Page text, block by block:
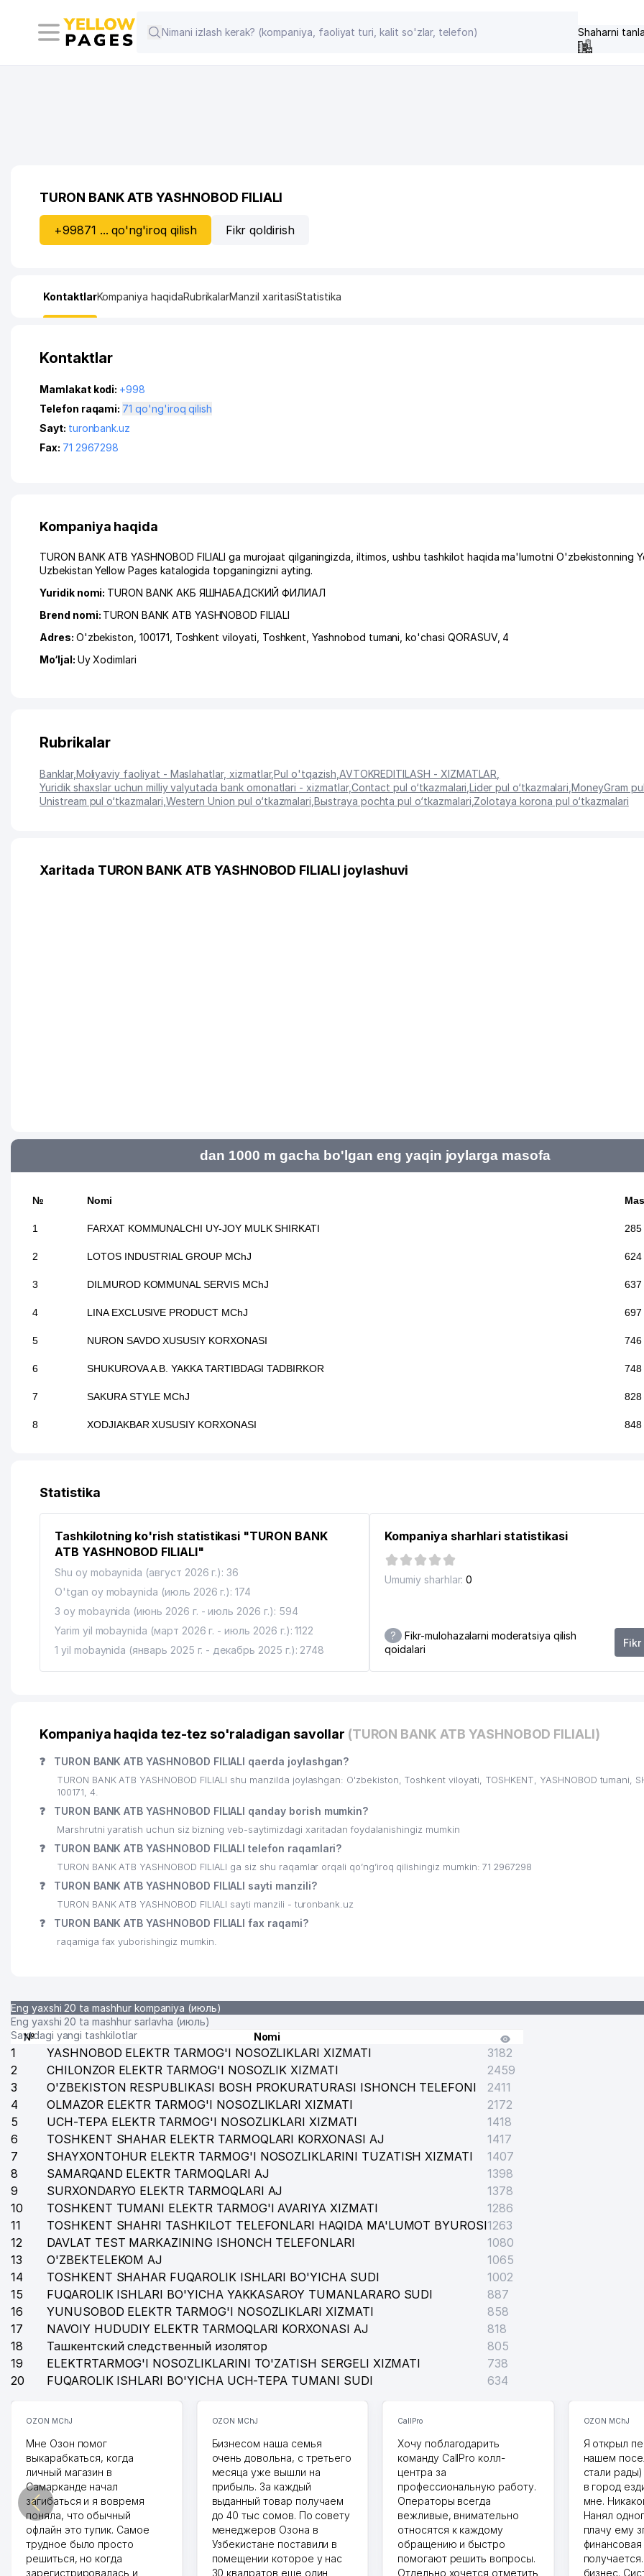
Shaharni
TURON BANK ATB YASHNOBOD FILIALI
+99871 ... qo'ng'iroq qilish Fikr qoldirish
KontaktlarKompaniya haqidaRubrikalarManzil xaritasiStatistika
Kontaktlar
Mamlakat kodi: +998
Telefon raqami:
71 qo'ng'iroq qilish
Sayt: turonbank.uz
Fax: 71 2967298
Kompaniya haqida
TURON BANK ATB YASHNOBOD FILIALI ga murojaat qilganingizda, iltimos, ushbu tashkilot haqida ma'lumotni O'zbekistonning
Uzbekistan Yellow Pages katalogida topganingizni ayting.
Yuridik nomi: TURON BANK АКБ ЯШНАБАДСКИЙ ФИЛИАЛ
Brend nomi: TURON BANK ATB YASHNOBOD FILIALI
Adres: O'zbekiston, 100171, Toshkent viloyati Toshkent ,Yashnobod tumani ,ko'chasi QORASUV, 4
Mo‘ljal: Uy Xodimlari
Rubrikalar
Banklar,Moliyaviy faoliyat - Maslahatlar, xizmatlar,Pul o'tqazish AVTOKREDITlLASH - XIZMATLAR
Yuridik shaxslar uchun milliy valyutada bank omonatlari - xizmatlar,Contact pul o‘tkazmalari ,Lider pul o‘tkazmalari ,MoneyGram
Unistream pul o‘tkazmalari Western Union pul o‘tkazmalari ,Bыstraya pochta pul o‘tkazmalari Zolotaya korona pul o‘tkazmalari
Xaritada TURON BANK ATB YASHNOBOD FILIALI joylashuvi
dan 1000 m gacha bo'lgan eng yaqin joylarga masofa
№ Nomi
1 FARXAT KOMMUNALCHI UY-JOY MULK SHIRKATI
2 LOTOS INDUSTRIAL GROUP MChJ
3 DILMUROD KOMMUNAL SERVIS MChJ
4 LINA EXCLUSIVE PRODUCT MChJ
5 NURON SAVDO XUSUSIY KORXONASI
6 SHUKUROVA A.B. YAKKA TARTIBDAGI TADBIRKOR
7 SAKURA STYLE MChJ
8 XODJIAKBAR XUSUSIY KORXONASI
Statistika
Tashkilotning ko'rish statistikasi "TURON BANK
ATB YASHNOBOD FILIALI"
Shu oy mobaynida (август 2026 г.): 36
O'tgan oy mobaynida (июль 2026 г.): 174
3 oy mobaynida (июнь 2026 г. - июль 2026 г.): 594
Yarim yil mobaynida (март 2026 г. - июль 2026 г.): 1122
1 yil mobaynida (январь 2025 г. - декабрь 2025 г.): 2748
Kompaniya sharhlari statistikasi
Umumiy sharhlar: 0
?
Fikr-mulohazalarni moderatsiya qilish
qoidalari
Kompaniya haqida tez-tez so'raladigan savollar (TURON BANK ATB YASHNOBOD FILIALI)
❓ TURON BANK ATB YASHNOBOD FILIALI qaerda joylashgan?
TURON BANK ATB YASHNOBOD FILIALI shu manzilda joylashgan: O'zbekiston, Toshkent viloyati, TOSHKENT, YASHNOBOD tumani,
100171, 4.
❓ TURON BANK ATB YASHNOBOD FILIALI qanday borish mumkin?
Marshrutni yaratish uchun siz bizning veb-saytimizdagi xaritadan foydalanishingiz mumkin
❓ TURON BANK ATB YASHNOBOD FILIALI telefon raqamlari?
TURON BANK ATB YASHNOBOD FILIALI ga siz shu raqamlar orqali qo’ng’iroq qilishingiz mumkin: 71 2967298
❓ TURON BANK ATB YASHNOBOD FILIALI sayti manzili?
TURON BANK ATB YASHNOBOD FILIALI sayti manzili - turonbank.uz
❓ TURON BANK ATB YASHNOBOD FILIALI fax raqami?
raqamiga fax yuborishingiz mumkin.
Eng yaxshi 20 ta mashhur kompaniya (июль)
Eng yaxshi 20 ta mashhur sarlavha (июль)
Saytdagi yangi tashkilotlar
№ Nomi
1 YASHNOBOD ELEKTR TARMOG'I NOSOZLIKLARI XIZMATI
3182
2
CHILONZOR ELEKTR TARMOG'I NOSOZLIK XIZMATI
2459
3
O'ZBEKISTON RESPUBLIKASI BOSH PROKURATURASI ISHONCH TELEFONI
2411
4
OLMAZOR ELEKTR TARMOG'I NOSOZLIKLARI XIZMATI
2172
5
UCH-TEPA ELEKTR TARMOG'I NOSOZLIKLARI XIZMATI
1418
6
TOSHKENT SHAHAR ELEKTR TARMOQLARI KORXONASI AJ
1417
7
SHAYXONTOHUR ELEKTR TARMOG'I NOSOZLIKLARINI TUZATISH XIZMATI
1407
8
SAMARQAND ELEKTR TARMOQLARI AJ
1398
9
SURXONDARYO ELEKTR TARMOQLARI AJ
1378
10
TOSHKENT TUMANI ELEKTR TARMOG'I AVARIYA XIZMATI
1286
11
TOSHKENT SHAHRI TASHKILOT TELEFONLARI HAQIDA MA'LUMOT BYUROSI1263
12
DAVLAT TEST MARKAZINING ISHONCH TELEFONLARI
1080
13
O'ZBEKTELEKOM AJ
1065
14
TOSHKENT SHAHAR FUQAROLIK ISHLARI BO'YICHA SUDI
1002
15
FUQAROLIK ISHLARI BO'YICHA YAKKASAROY TUMANLARARO SUDI
887
16
YUNUSOBOD ELEKTR TARMOG'I NOSOZLIKLARI XIZMATI
858
17
NAVOIY HUDUDIY ELEKTR TARMOQLARI KORXONASI AJ
818
18
Ташкентский следственный изолятор
805
19
ELEKTRTARMOG'I NOSOZLIKLARINI TO'ZATISH SERGELI XIZMATI
738
20
FUQAROLIK ISHLARI BO'YICHA UCH-TEPA TUMANI SUDI 634
OZON MChJ
Мне Озон помог
выкарабкаться, когда
личный магазин в
Самарканде начал
загибаться и я вовремя
поняла, что обычный
офлайн это тупик. Самое
трудное было просто
решиться, но когда
зарегистрировалась и
OZON MChJ
Бизнесом наша семья
очень довольна, с третьего
месяца уже вышли на
прибыль. За каждый
выданный товар получаем
до 40 тыс сомов. По совету
менеджеров Озона в
Узбекистане поставили в
помещении которое у нас
30 квадратов еще один
CallPro
Хочу поблагодарить
команду CallPro колл-
центра за
профессиональную работу.
Операторы всегда
вежливые, внимательно
относятся к каждому
обращению и быстро
помогают решить вопросы.
Отдельно хочется отметить
OZON MChJ
Я открыл
нашем
стали
в город
мне.
Нанял
плачу ему
бизнес.